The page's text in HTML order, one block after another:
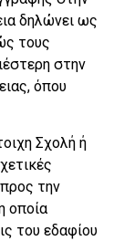
δηλώνει ως
τους
στην
όπου
Σχολή ή
την
οποία
του εδαφίου